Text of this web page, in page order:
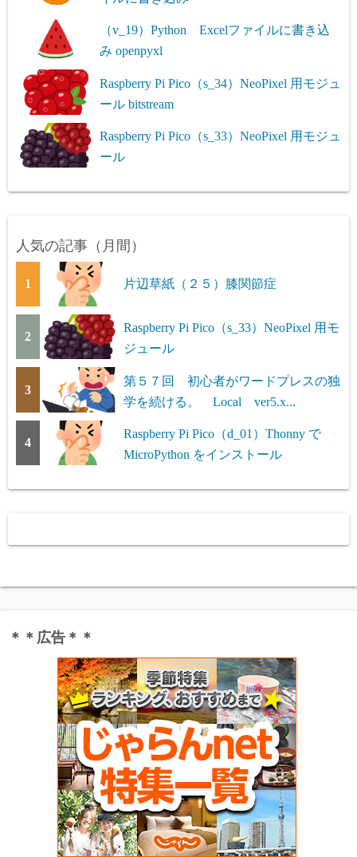
（v_19）Python Excelファイルに書き込
み openpyxl
Raspberry Pi Pico（s_34）NeoPixel 用モジュ
ール bitstream
Raspberry Pi Pico（s_33）NeoPixel 用モジュ
ール
人気の記事（月間）
1 片辺草紙（２５）膝関節症
2
Raspberry Pi Pico（s_33）NeoPixel 用モ
ジュール
3
第５７回 初心者がワードプレスの独
学を続ける。 Local ver5.x...
4
Raspberry Pi Pico（d_01）Thonny で
MicroPython をインストール
＊＊広告＊＊